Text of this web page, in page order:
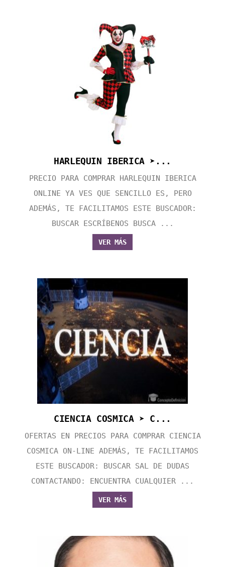
HARLEQUIN IBERICA ➤...
PRECIO PARA COMPRAR HARLEQUIN IBERICA
ONLINE YA VES QUE SENCILLO ES, PERO
ADEMÁS, TE FACILITAMOS ESTE BUSCADOR:
BUSCAR ESCRÍBENOS BUSCA ...
VER MÁS
CIENCIA COSMICA ➤ C...
OFERTAS EN PRECIOS PARA COMPRAR CIENCIA
COSMICA ON-LINE ADEMÁS, TE FACILITAMOS
ESTE BUSCADOR: BUSCAR SAL DE DUDAS
CONTACTANDO: ENCUENTRA CUALQUIER ...
VER MÁS